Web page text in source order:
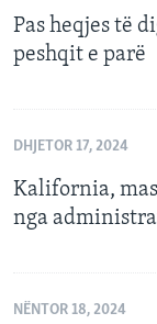
Pas heqjes të
peshqit e parë
DHJETOR 17, 2024
Kalifornia,
nga
NËNTOR 18, 2024